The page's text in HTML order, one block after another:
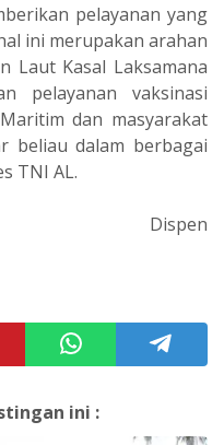
pelayanan yang
ini merupakan arahan
Laut Kasal Laksamana
pelayanan vaksinasi
dan masyarakat
beliau dalam berbagai
TNI AL.
ini :